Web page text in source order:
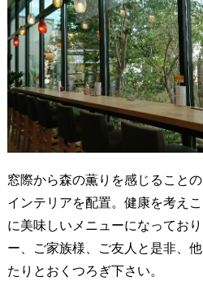
窓際から森の薫りを感じること
インテリアを配置。健康を考え
に美味しいメニューになってお
ー、ご家族様、ご友人と是非、
たりとおくつろぎ下さい。